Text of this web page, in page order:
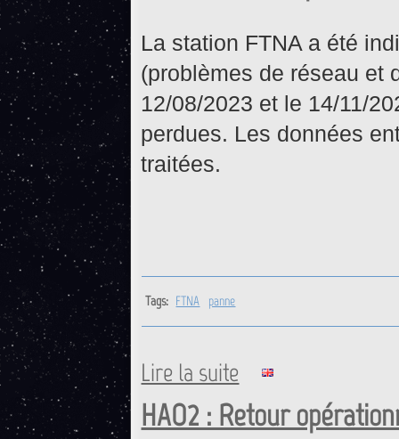
La station FTNA a été
(problèmes de réseau et
12/08/2023 et le 14/11/
perdues. Les données
traitées.
Tags: FTNA panne
Lire la suite de FTNA : Retour
HAO2 : Retour